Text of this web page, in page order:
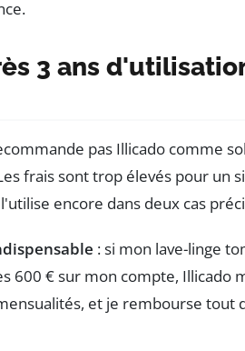
3 ans
pas Illicado comme
frais sont trop élevés pour un
encore dans deux cas
: si mon lave-linge
600 € sur mon compte, Illicado
et je rembourse tout